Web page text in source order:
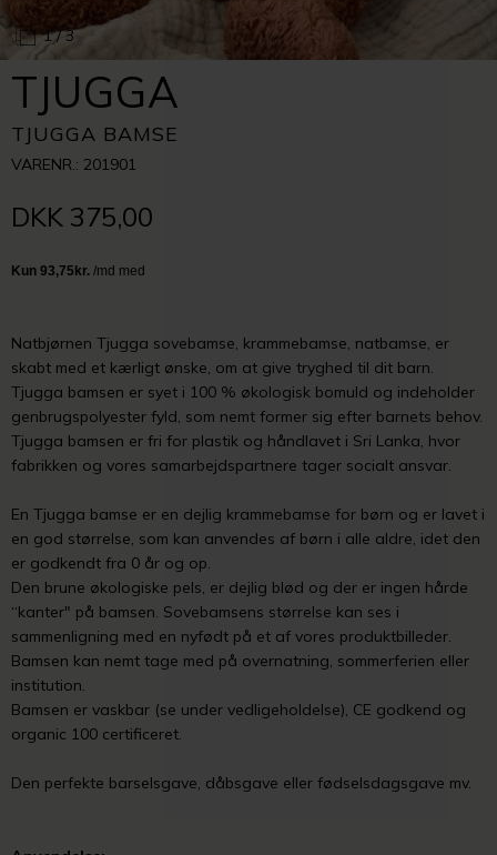
1/ 3
TJUGGA
TJUGGA BAMSE
VARENR.: 201901
DKK 375,00
Natbjørnen Tjugga sovebamse, krammebamse, natbamse, er
skabt med et kærligt ønske, om at give tryghed til dit barn.
Tjugga bamsen er syet i 100 % økologisk bomuld og indeholder
genbrugspolyester fyld, som nemt former sig efter barnets behov.
Tjugga bamsen er fri for plastik og håndlavet i Sri Lanka, hvor
fabrikken og vores samarbejdspartnere tager socialt ansvar.
En Tjugga bamse er en dejlig krammebamse for børn og er lavet i
en god størrelse, som kan anvendes af børn i alle aldre, idet den
er godkendt fra 0 år og op.
Den brune økologiske pels, er dejlig blød og der er ingen hårde
“kanter" på bamsen. Sovebamsens størrelse kan ses i
sammenligning med en nyfødt på et af vores produktbilleder.
Bamsen kan nemt tage med på overnatning, sommerferien eller
institution.
Bamsen er vaskbar (se under vedligeholdelse), CE godkend og
organic 100 certificeret.
Den perfekte barselsgave, dåbsgave eller fødselsdagsgave mv.